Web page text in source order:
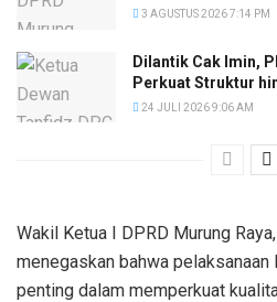
3 AGUSTUS 2026 7:14 PM
Dilantik Cak Imin,
Perkuat Struktur
24 JULI 2026 9:06 AM
Wakil Ketua I DPRD Murung
menegaskan bahwa
penting dalam memperkuat